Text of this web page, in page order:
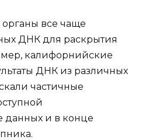
все чаще
ДНК для раскрытия
калифорнийские
ДНК из различных
частичные
данных и в конце